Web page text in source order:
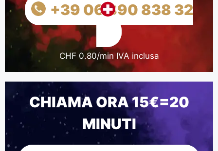
+39 06 890 838 32
CHF 0.80/min IVA inclusa
CHIAMA ORA 15€=20
MINUTI